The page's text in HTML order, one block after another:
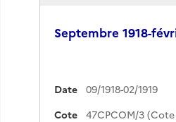
Septembre 1918-
Date
09/1918-02/1919
Cote
47CPCOM/3